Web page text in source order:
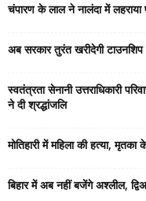
चंपारण के लाल ने नालंदा में लहराया
अब सरकार तुरंत खरीदेगी
स्वतंत्रता सेनानी उत्तराधिकारी
ने दी श्रद्धांजलि
मोतिहारी में महिला की हत्या,
बिहार में अब नहीं बजेंगे अश्लील,